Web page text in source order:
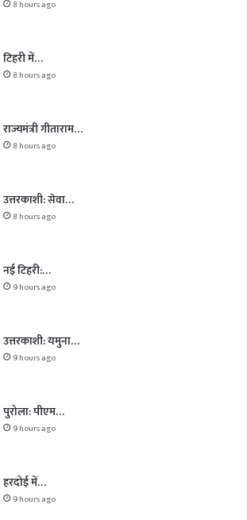
8 hours ago
टिहरी में…
8 hours ago
राज्यमंत्री गीताराम…
8 hours ago
उत्तरकाशी: सेवा…
8 hours ago
नई टिहरी:…
9 hours ago
उत्तरकाशी: यमुना…
9 hours ago
पुरोला: पीएम…
9 hours ago
हरदोई में…
9 hours ago